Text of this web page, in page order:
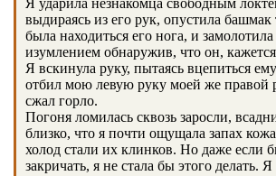
Я ударила незнакомца свободным
выдираясь из его рук, опустила башмак
была находиться его нога, и
изумлением обнаружив, что он,
Я вскинула руку, пытаясь вцепиться
отбил мою левую руку моей же правой
сжал горло.
Погоня ломилась сквозь заросли,
близко, что я почти ощущала запах
холод стали их клинков. Но даже если
закричать, я не стала бы этого делать.